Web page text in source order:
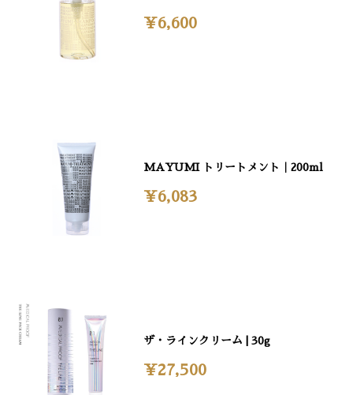
¥6,600
MAYUMI トリートメント｜200ml
¥6,083
ザ・ラインクリーム | 30g
¥27,500